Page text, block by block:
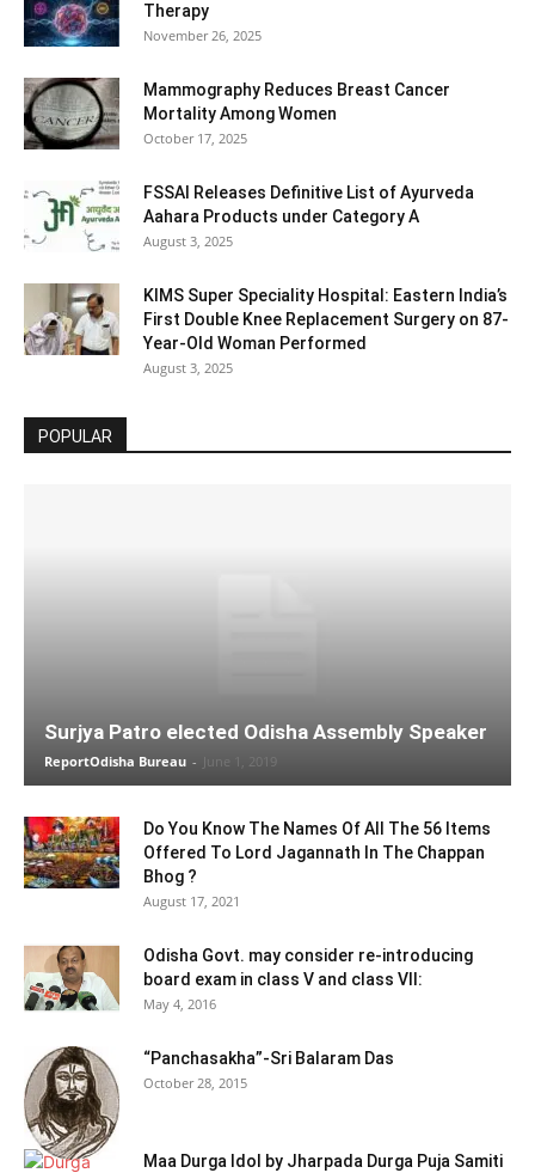
Therapy
November 26, 2025
Mammography Reduces Breast Cancer
Mortality Among Women
October 17, 2025
FSSAI Releases Definitive List of Ayurveda
Aahara Products under Category A
August 3, 2025
KIMS Super Speciality Hospital: Eastern India’s
First Double Knee Replacement Surgery on 87-
Year-Old Woman Performed
August 3, 2025
POPULAR
Surjya Patro elected Odisha Assembly Speaker
ReportOdisha Bureau - June 1, 2019
Do You Know The Names Of All The 56 Items
Offered To Lord Jagannath In The Chappan
Bhog ?
August 17, 2021
Odisha Govt. may consider re-introducing
board exam in class V and class VII:
May 4, 2016
“Panchasakha”-Sri Balaram Das
October 28, 2015
Maa Durga Idol by Jharpada Durga Puja Samiti